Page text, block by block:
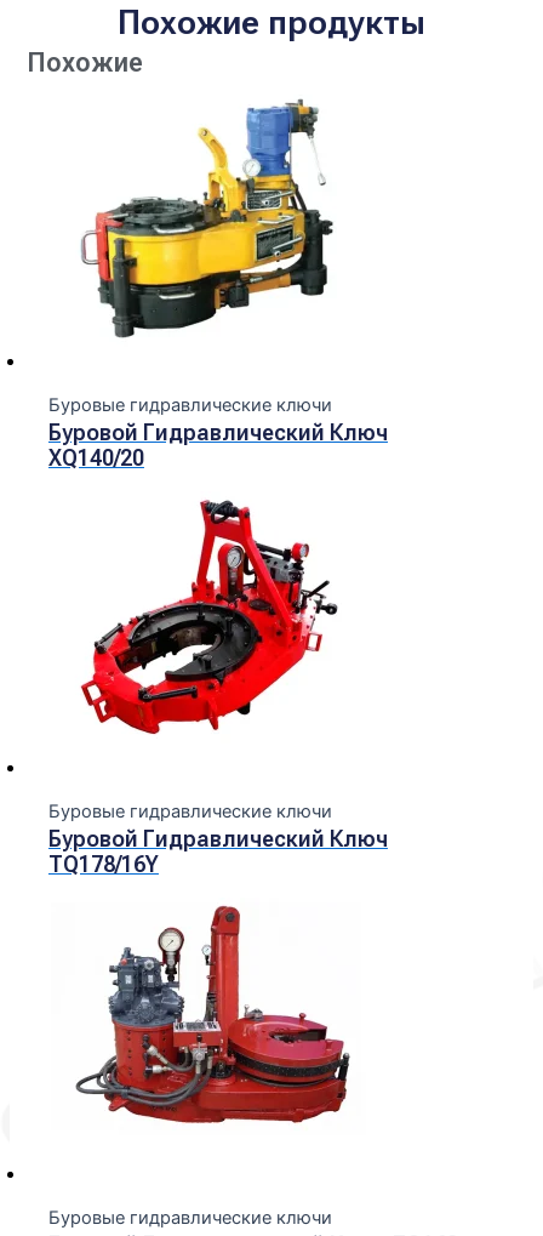
Похожие продукты
Похожие
Буровые гидравлические ключи
Буровой Гидравлический Ключ
XQ140/20
Буровые гидравлические ключи
Буровой Гидравлический Ключ
TQ178/16Y
Буровые гидравлические ключи